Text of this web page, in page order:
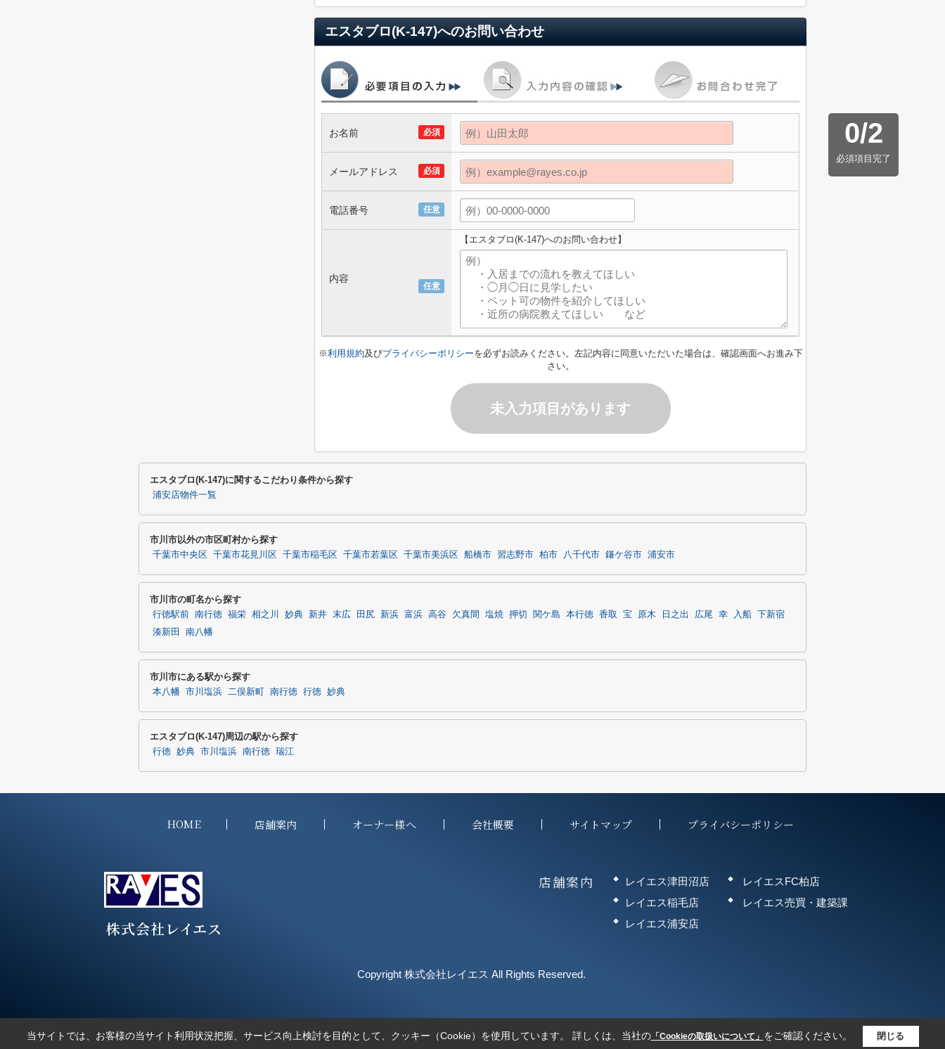
エスタブロ(K-147)へのお問い合わせ
0/2
必須項目完了
必須
お名前
必須
メールアドレス
任意
電話番号
任意
内容
【エスタブロ(K-147)へのお問い合わせ】
※利用規約及びプライバシーポリシーを必ずお読みください。左記内容に同意いただいた場合は、確認画面へお進み下
さい。
未入力項目があります
エスタブロ(K-147)に関するこだわり条件から探す
浦安店物件一覧
市川市以外の市区町村から探す
千葉市中央区 千葉市花見川区 千葉市稲毛区 千葉市若葉区 千葉市美浜区 船橋市 習志野市 柏市 八千代市 鎌ケ谷市 浦安市
市川市の町名から探す
行徳駅前 南行徳 福栄 相之川 妙典 新井 末広 田尻 新浜 富浜 高谷 欠真間 塩焼 押切 関ケ島 本行徳 香取 宝 原木 日之出 広尾 幸 入船
下新宿
湊新田
南八幡
市川市にある駅から探す
本八幡 市川塩浜 二俣新町 南行徳 行徳 妙典
エスタブロ(K-147)周辺の駅から探す
行徳 妙典 市川塩浜 南行徳 瑞江
HOME 店舗案内 オーナー様へ 会社概要 サイトマップ プライバシーポリシー
株式会社レイエス
店舗案内
レイエス津田沼店
レイエス稲毛店
レイエス浦安店
レイエスFC柏店
レイエス売買・建築課
Copyright 株式会社レイエス All Rights Reserved.
当サイトでは、お客様の当サイト利用状況把握、サービス向上検討を目的として、クッキー（Cookie）を使用しています。 詳しくは、当社の「Cookieの取扱いについて」 をご確認ください。 閉じる